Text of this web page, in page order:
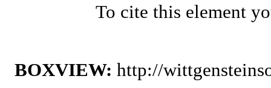
To cite this element
BOXVIEW: http://